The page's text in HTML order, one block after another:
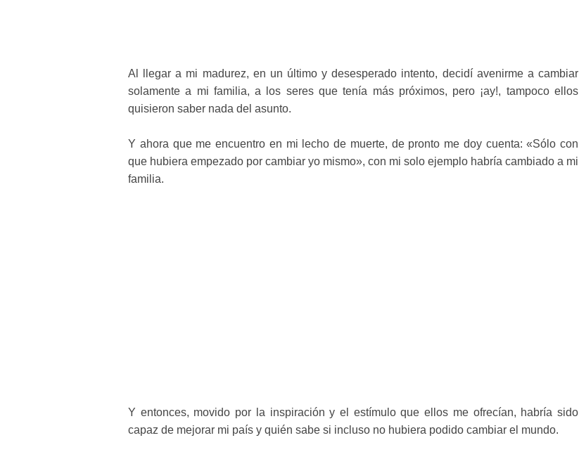
Al llegar a mi madurez, en un último y desesperado intento, decidí avenirme a cambiar
solamente a mi familia, a los seres que tenía más próximos, pero ¡ay!, tampoco ellos
quisieron saber nada del asunto.
Y ahora que me encuentro en mi lecho de muerte, de pronto me doy cuenta: «Sólo con
que hubiera empezado por cambiar yo mismo», con mi solo ejemplo habría cambiado a mi
familia.
Y entonces, movido por la inspiración y el estímulo que ellos me ofrecían, habría sido
capaz de mejorar mi país y quién sabe si incluso no hubiera podido cambiar el mundo.